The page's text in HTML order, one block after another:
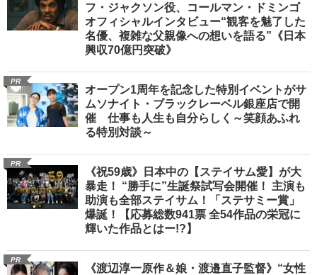
フ・ジャクソン役、コールマン・ドミンゴ
オフィシャルインタビュー“観客を魅了した
名優、複雑な父親像への想いを語る”《日本
興収70億円突破》
PR
オープン1周年を記念した特別イベントがサ
ムソナイト・ブラックレーベル銀座店で開
催 仕事も人生も自分らしく～笑顔あふれ
る特別対談～
PR
《祝59歳》日本中の【ステイサム愛】が大
暴走！ “勝手に”生誕祭試写会開催！ 主演も
助演も全部ステイサム！「ステサミー賞」
爆誕！【応募総数941票 全54作品の栄冠に
輝いた作品とはー!?】
PR
《渡辺淳一原作＆娘・渡邉直子監督》“女性